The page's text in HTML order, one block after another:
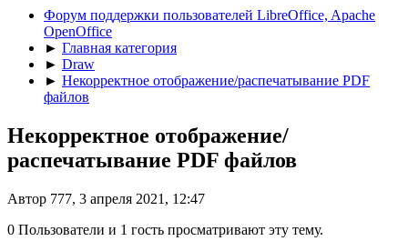
Форум поддержки пользователей LibreOffice, Apache
OpenOffice
► Главная категория
► Draw
► Некорректное отображение/распечатывание PDF
файлов
Некорректное отображение/
распечатывание PDF файлов
Автор 777, 3 апреля 2021, 12:47
0 Пользователи и 1 гость просматривают эту тему.